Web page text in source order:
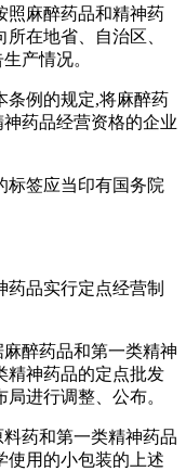
照麻醉药品和精神药
在地省、自治区、
产情况。
条例的规定,将麻醉药
药品经营资格的企业
标签应当印有国务院
品实行定点经营制
醉药品和第一类精神
精神药品的定点批发
进行调整、公布。
药和第一类精神药品
使用的小包装的上述